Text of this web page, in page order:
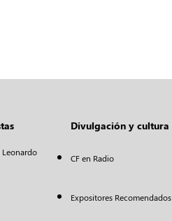
Leonardo
Divulgación y cultura
CF en Radio
Expositores Recomendados